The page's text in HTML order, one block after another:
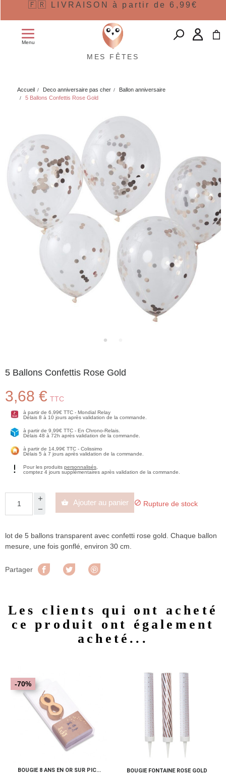
🇫🇷 LIVRAISON à partir de 6,99€
Menu
MES FÊTES
Accueil Deco anniversaire pas cher
Ballon anniversaire
5 Ballons Confettis Rose Gold
5 Ballons Confettis Rose Gold
3,68 € TTC
à partir de 6,99€ TTC - Mondial Relay
Délais 8 à 10 jours après validation de la commande.
à partir de 9,99€ TTC - En Chrono-Relais.
Délais 48 à 72h après validation de la commande.
à partir de 14,99€ TTC - Colissimo
Délais 5 à 7 jours après validation de la commande.
Pour les produits personnalisés
comptez 4 jours supplémentaires après validation de la commande.
 Ajouter au panier  Rupture de stock
lot de 5 ballons transparent avec confetti rose gold. Chaque ballon
mesure, une fois gonflé, environ 30 cm.
Partager Partager Tweet
Les clients qui ont acheté
ce produit ont également
acheté...
BOUGIE 8 ANS EN OR SUR PIC...
-70%
BOUGIE FONTAINE ROSE GOLD